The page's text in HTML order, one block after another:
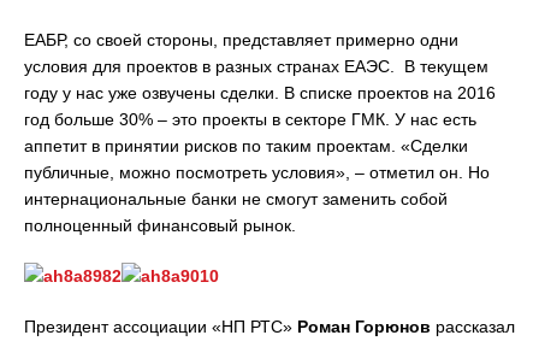
ЕАБР, со своей стороны, представляет примерно одни
условия для проектов в разных странах ЕАЭС. В текущем
году у нас уже озвучены сделки. В списке проектов на 2016
год больше 30% – это проекты в секторе ГМК. У нас есть
аппетит в принятии рисков по таким проектам. «Сделки
публичные, можно посмотреть условия», – отметил он. Но
интернациональные банки не смогут заменить собой
полноценный финансовый рынок.
Президент ассоциации «НП РТС» Роман Горюнов рассказал